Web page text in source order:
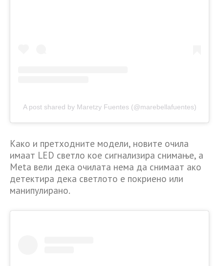
A post shared by Maretzy Fuentes (@marebellafuentes)
Како и претходните модели, новите очила
имаат LED светло кое сигнализира снимање, а
Meta вели дека очилата нема да снимаат ако
детектира дека светлото е покриено или
манипулирано.